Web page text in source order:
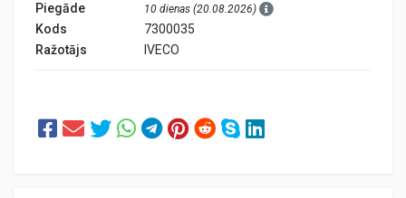
Piegāde 10 dienas (20.08.2026)
Kods
7300035
Ražotājs
IVECO